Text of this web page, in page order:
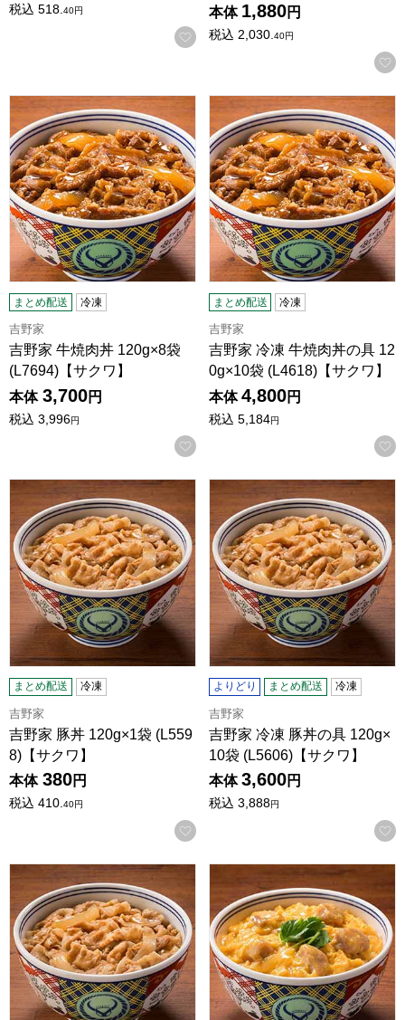
税込 518.40円
お気に入りに登録する
本体 1,880円
税込 2,030.40円
吉野家 牛焼肉丼 120g×8袋 (L7694)【サクワ】
まとめ配送 冷凍
吉野家
吉野家 牛焼肉丼 120g×8袋
(L7694)【サクワ】
本体 3,700円
税込 3,996円
お気に入りに登録する
吉野家 冷凍 牛焼肉丼の具
まとめ配送 冷凍
吉野家
吉野家 冷凍 牛焼肉丼の具 12
0g×10袋 (L4618)【サクワ】
本体 4,800円
税込 5,184円
吉野家 豚丼 120g×1袋 (L5598)【サクワ】
まとめ配送 冷凍
吉野家
吉野家 豚丼 120g×1袋 (L559
8)【サクワ】
本体 380円
税込 410.40円
お気に入りに登録する
吉野家 冷凍 豚丼の具
よりどり まとめ配送 冷凍
吉野家
吉野家 冷凍 豚丼の具 120g×
10袋 (L5606)【サクワ】
本体 3,600円
税込 3,888円
吉野家 豚丼 120g×5袋 (L7693)【サクワ】吉野家 親子丼 120g×2袋